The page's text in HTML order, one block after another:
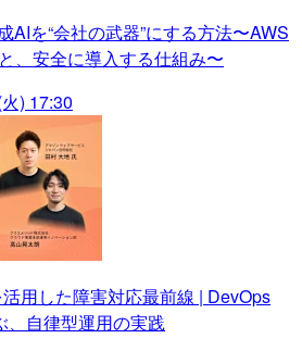
AIを“会社の武器”にする方法〜AWS
、安全に導入する仕組み〜
) 17:30
活用した障害対応最前線 | DevOps
、自律型運用の実践